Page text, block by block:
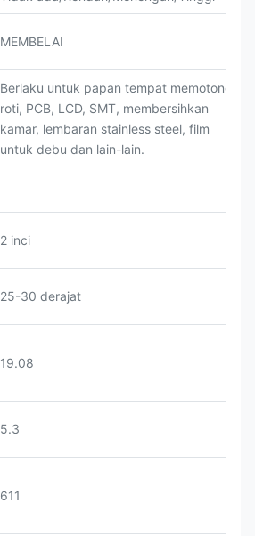
MEMBELAI
Berlaku untuk papan tempat memotong
roti, PCB, LCD, SMT, membersihkan
kamar, lembaran stainless steel, film
untuk debu dan lain-lain.
2 inci
25-30 derajat
19.08
5.3
611